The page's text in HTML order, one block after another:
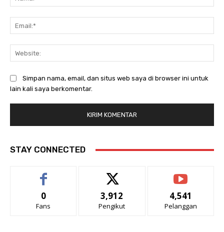
Simpan nama, email, dan situs web saya di browser ini untuk
lain kali saya berkomentar.
STAY CONNECTED
0
Fans
3,912
Pengikut
4,541
Pelanggan